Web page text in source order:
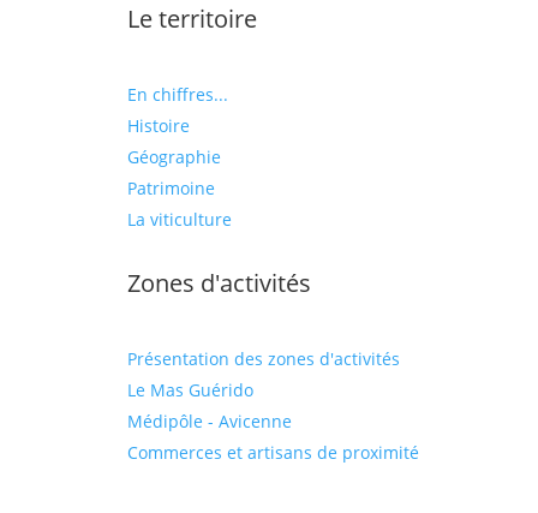
Le territoire
En chiffres...
Histoire
Géographie
Patrimoine
La viticulture
Zones d'activités
Présentation des zones d'activités
Le Mas Guérido
Médipôle - Avicenne
Commerces et artisans de proximité